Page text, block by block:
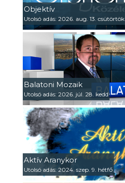
Objektív
Utolsó adás: 2026. aug. 13. csütörtök
Balatoni Mozaik
Utolsó adás: 2026. júl. 28. kedd
Aktív Aranykor
Utolsó adás: 2024. szep. 9. hétfő